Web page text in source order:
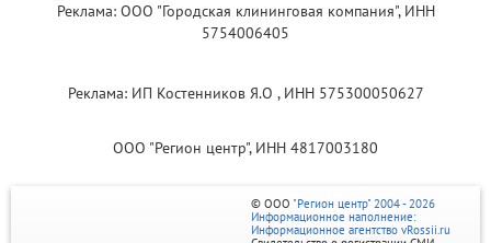
Реклама: ООО "Городская клининговая компания", ИНН
5754006405
Реклама: ИП Костенников Я.О , ИНН 575300050627
ООО "Регион центр", ИНН 4817003180
© ООО "Регион центр" 2004 - 2026
Информационное наполнение:
Информационное агентство vRossii.ru